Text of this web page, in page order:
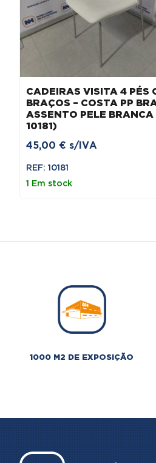
CADEIRAS VISITA 4 PÉS
BRAÇOS – COSTA PP
ASSENTO PELE
10181)
45,00 € s/IVA
REF: 10181
1 Em stock
1000 M2 DE EXPOSIÇÃO